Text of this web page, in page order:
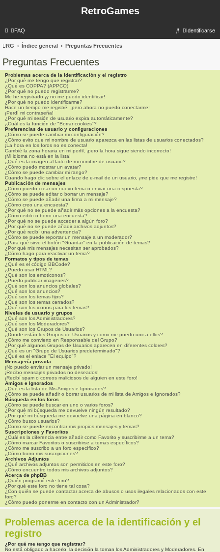
RetroGames
FAQ Identificarse
B
RG Índice general Preguntas Frecuentes
Preguntas Frecuentes
Problemas acerca de la identificación y el registro
¿Por qué me tengo que registrar?
¿Qué es COPPA? (APPCO)
¿Por qué no puedo registrarme?
Me he registrado ¡y no me puedo identificar!
¿Por qué no puedo identificarme?
Hace un tiempo me registré, ¡pero ahora no puedo conectarme!
¡Perdí mi contraseña!
¿Por qué mi sesión de usuario expira automáticamente?
¿Cuál es la función de "Borrar cookies"?
Preferencias de usuario y configuraciones
¿Cómo se puede cambiar mi configuración?
¿Cómo evito que mi nombre de usuario aparezca en las listas de usuarios conectados?
¡La hora en los foros no es correcta!
Cambié la zona horaria en mi perfil, ¡pero la hora sigue siendo incorrecto!
¡Mi idioma no está en la lista!
¿Qué es la imagen al lado de mi nombre de usuario?
¿Cómo puedo mostrar un avatar?
¿Cómo se puede cambiar mi rango?
Cuando hago clic sobre el enlace de e-mail de un usuario, ¡me pide que me registre!
Publicación de mensajes
¿Cómo puedo crear un nuevo tema o enviar una respuesta?
¿Cómo se puede editar o borrar un mensaje?
¿Cómo se puede añadir una firma a mi mensaje?
¿Cómo creo una encuesta?
¿Por qué no se puede añadir más opciones a la encuesta?
¿Cómo edito o borro una encuesta?
¿Por qué no se puede acceder a algún foro?
¿Por qué no se puede añadir archivos adjuntos?
¿Por qué recibí una advertencia?
¿Cómo se puede reportar un mensaje a un moderador?
¿Para qué sirve el botón "Guardar" en la publicación de temas?
¿Por qué mis mensajes necesitan ser aprobados?
¿Cómo hago para reactivar un tema?
Formatos y tipos de temas
¿Qué es el código BBCode?
¿Puedo usar HTML?
¿Qué son los emoticonos?
¿Puedo publicar imagenes?
¿Qué son los anuncios globales?
¿Qué son los anuncios?
¿Qué son los temas fijos?
¿Qué son los temas cerrados?
¿Qué son los iconos para los temas?
Niveles de usuario y grupos
¿Qué son los Administradores?
¿Qué son los Moderadores?
¿Qué son los Grupos de Usuarios?
¿Donde están los Grupos de Usuarios y como me puedo unir a ellos?
¿Cómo me convierto en Responsable del Grupo?
¿Por qué algunos Grupos de Usuarios aparecen en diferentes colores?
¿Qué es un "Grupo de Usuarios predeterminado"?
¿Qué es el enlace "El equipo"?
Mensajería privada
¡No puedo enviar un mensaje privado!
¡Recibo mensajes privados no deseados!
¡Recibí spam o correos maliciosos de alguien en este foro!
Amigos e Ignorados
¿Qué es la lista de Mis Amigos e Ignorados?
¿Cómo se puede añadir o borrar usuarios de mi lista de Amigos e Ignorados?
Búsqueda en los foros
¿Cómo se puede buscar en uno o varios foros?
¿Por qué mi búsqueda me devuelve ningún resultado?
¿Por qué mi búsqueda me devuelve una página en blanco?
¿Cómo busco usuarios?
¿Como se puede encontrar mis propios mensajes y temas?
Suscripciones y Favoritos
¿Cuál es la diferencia entre añadir como Favorito y suscribirme a un tema?
¿Cómo marcar Favoritos o suscribirse a temas específicos?
¿Cómo me suscribo a un foro específico?
¿Cómo borro mis suscripciones?
Archivos Adjuntos
¿Qué archivos adjuntos son permitidos en este foro?
¿Cómo encuentro todos mis archivos adjuntos?
Acerca de phpBB
¿Quién programó este foro?
¿Por qué este foro no tiene tal cosa?
¿Con quién se puede contactar acerca de abusos o usos ilegales relacionados con este
foro?
¿Cómo puedo ponerme en contacto con un Administrador?
Problemas acerca de la identificación y el
registro
¿Por qué me tengo que registrar?
No está obligado a hacerlo, la decisión la toman los Administradores y Moderadores. En